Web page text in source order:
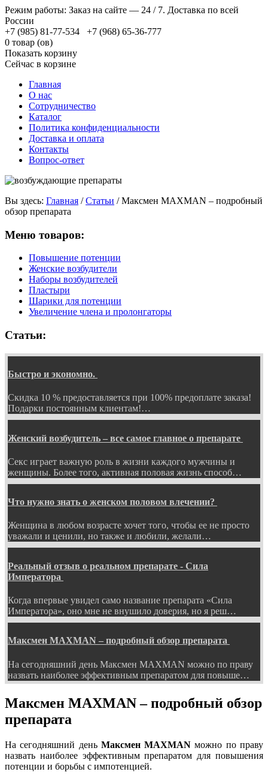
Режим работы: Заказ на сайте — 24 / 7. Доставка по всей
России
+7 (985) 81-77-534 +7 (968) 65-36-777
0 товар (ов)
Показать корзину
Сейчас в корзине
Главная
О нас
Сотрудничество
Каталог
Политика конфиденциальности
Доставка и оплата
Контакты
Вопрос-ответ
Вы здесь: Главная /Статьи /Максмен MAXMAN – подробный
обзор препарата
Меню товаров:
Повышение потенции
Женские возбудители
Наборы возбудителей
Пластыри
Шарики для потенции
Увеличение члена и пролонгаторы
Статьи:
Быстро и экономно.
Скидка 10 % предоставляется при 100% предоплате заказа!
Подарки постоянным клиентам!…
Женский возбудитель – все самое главное о препарате
Секс играет важную роль в жизни каждого мужчины и
женщины. Более того, активная половая жизнь способ…
Что нужно знать о женском половом влечении?
Женщина в любом возрасте хочет того, чтобы ее не просто
уважали и ценили, но также и любили, желали…
Реальный отзыв о реальном препарате - Сила
Императора
Когда впервые увидел само название препарата «Сила
Императора», оно мне не внушило доверия, но я реш…
Максмен MAXMAN – подробный обзор препарата
На сегодняшний день Максмен MAXMAN можно по праву
назвать наиболее эффективным препаратом для повыше…
Максмен MAXMAN – подробный обзор
препарата
На сегодняшний день Максмен MAXMAN можно по праву
назвать наиболее эффективным препаратом для повышения
потенции и борьбы с импотенцией.